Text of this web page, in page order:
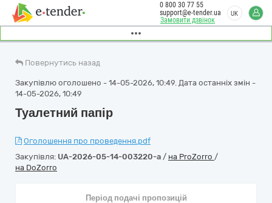
Замовити дзвінок
0 800 30 77 55
support@e-tender.ua
UK
Повернутись назад
Закупівлю оголошено - 14-05-2026, 10:49. Дата останніх змін -
14-05-2026, 10:49
Туалетний папір
Оголошення про проведення.pdf
Закупівля: UA-2026-05-14-003220-a / на ProZorro /
на DoZorro
Період подачі пропозицій